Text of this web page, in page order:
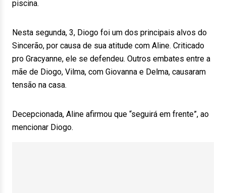
piscina.
Nesta segunda, 3, Diogo foi um dos principais alvos do
Sincerão, por causa de sua atitude com Aline. Criticado
pro Gracyanne, ele se defendeu. Outros embates entre a
mãe de Diogo, Vilma, com Giovanna e Delma, causaram
tensão na casa.
Decepcionada, Aline afirmou que “seguirá em frente”, ao
mencionar Diogo.